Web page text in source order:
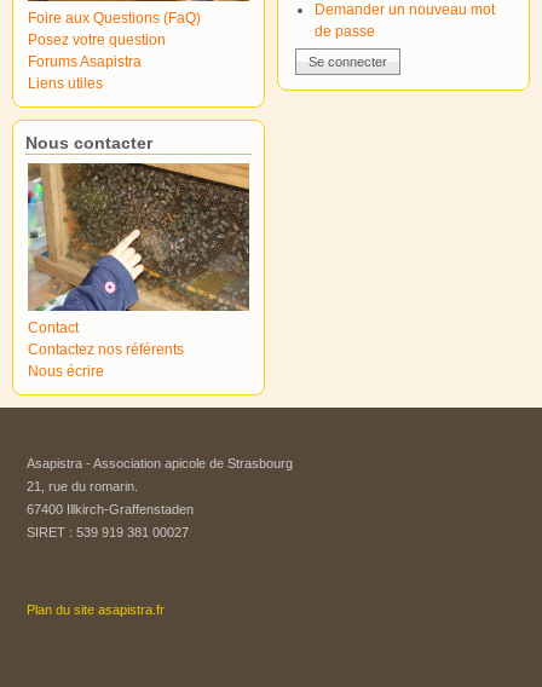
Foire aux Questions (FaQ)
Posez votre question
Forums Asapistra
Liens utiles
Nous contacter
Contact
Contactez nos référents
Nous écrire
Demander un nouveau mot
de passe
Asapistra - Association apicole de Strasbourg​
21, rue du romarin.
67400 Illkirch-Graffenstaden
SIRET : 539 919 381 00027
Plan du site asapistra.fr